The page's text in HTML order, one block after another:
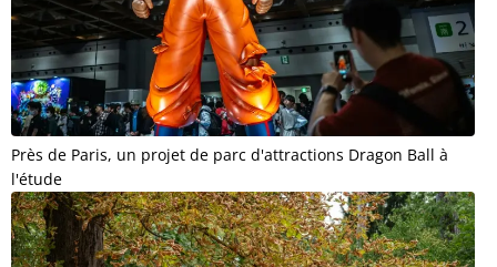
Près de Paris, un projet de parc d'attractions Dragon Ball à
l'étude